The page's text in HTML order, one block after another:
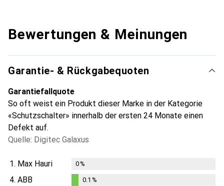
Bewertungen & Meinungen
Garantie- & Rückgabequoten
Garantiefallquote
So oft weist ein Produkt dieser Marke in der Kategorie
«Schutzschalter» innerhalb der ersten 24 Monate einen
Defekt auf.
Quelle: Digitec Galaxus
1. Max Hauri 0%
4. ABB 0.1 %